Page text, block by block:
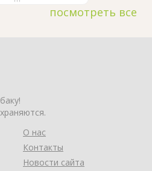
посмотреть все
О нас
Контакты
Новости сайта